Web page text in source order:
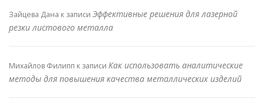
Зайцева Дана к записи Эффективные решения для лазерной
резки листового металла
Михайлов Филипп к записи Как использовать аналитические
методы для повышения качества металлических изделий